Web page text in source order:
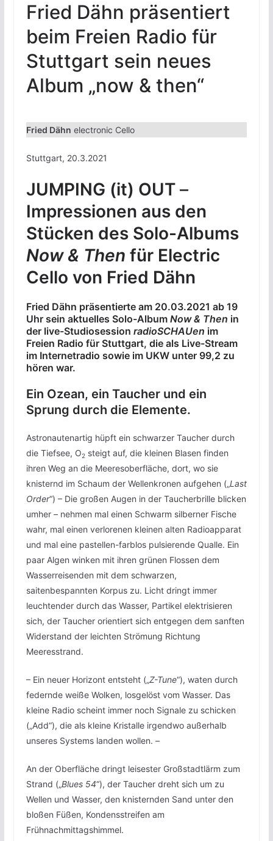
Fried Dähn präsentiert
beim Freien Radio für
Stuttgart sein neues
Album „now & then“
Fried Dähn electronic Cello
Stuttgart, 20.3.2021
JUMPING (it) OUT–
Impressionen aus den
Stücken des Solo-Albums
Now & Then für Electric
Cello von Fried Dähn
Fried Dähn präsentierte am 20.03.2021 ab 19
Uhr sein aktuelles Solo-Album Now & Then in
der live-Studiosession radioSCHAUen im
Freien Radio für Stuttgart, die als Live-Stream
im Internetradio sowie im UKW unter 99,2 zu
hören war.
Ein Ozean, ein Taucher und ein
Sprung durch die Elemente.
Astronautenartig hüpft ein schwarzer Taucher durch
die Tiefsee, O2steigt auf, die kleinen Blasen finden
ihren Weg an die Meeresoberfläche, dort, wo sie
knisternd im Schaum der Wellenkronen aufgehen („Last
Order“) – Die großen Augen in der Taucherbrille blicken
umher – nehmen mal einen Schwarm silberner Fische
wahr, mal einen verlorenen kleinen alten Radioapparat
und mal eine pastellen-farblos pulsierende Qualle. Ein
paar Algen winken mit ihren grünen Flossen dem
Wasserreisenden mit dem schwarzen,
saitenbespannten Korpus zu. Licht dringt immer
leuchtender durch das Wasser, Partikel elektrisieren
sich, der Taucher orientiert sich entgegen dem sanften
Widerstand der leichten Strömung Richtung
Meeresstrand.
– Ein neuer Horizont entsteht („Z-Tune“), waten durch
federnde weiße Wolken, losgelöst vom Wasser. Das
kleine Radio scheint immer noch Signale zu schicken
(„Add“), die als kleine Kristalle irgendwo außerhalb
unseres Systems landen wollen. –
An der Oberfläche dringt leisester Großstadtlärm zum
Strand („Blues 54“), der Taucher dreht sich um zu
Wellen und Wasser, den knisternden Sand unter den
bloßen Füßen, Kondensstreifen am
Frühnachmittagshimmel.